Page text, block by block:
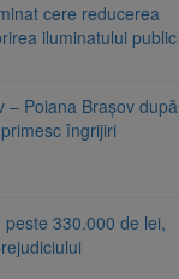
cere reducerea
iluminatului public
– Poiana Brașov după
îngrijiri
peste 330.000 de lei,